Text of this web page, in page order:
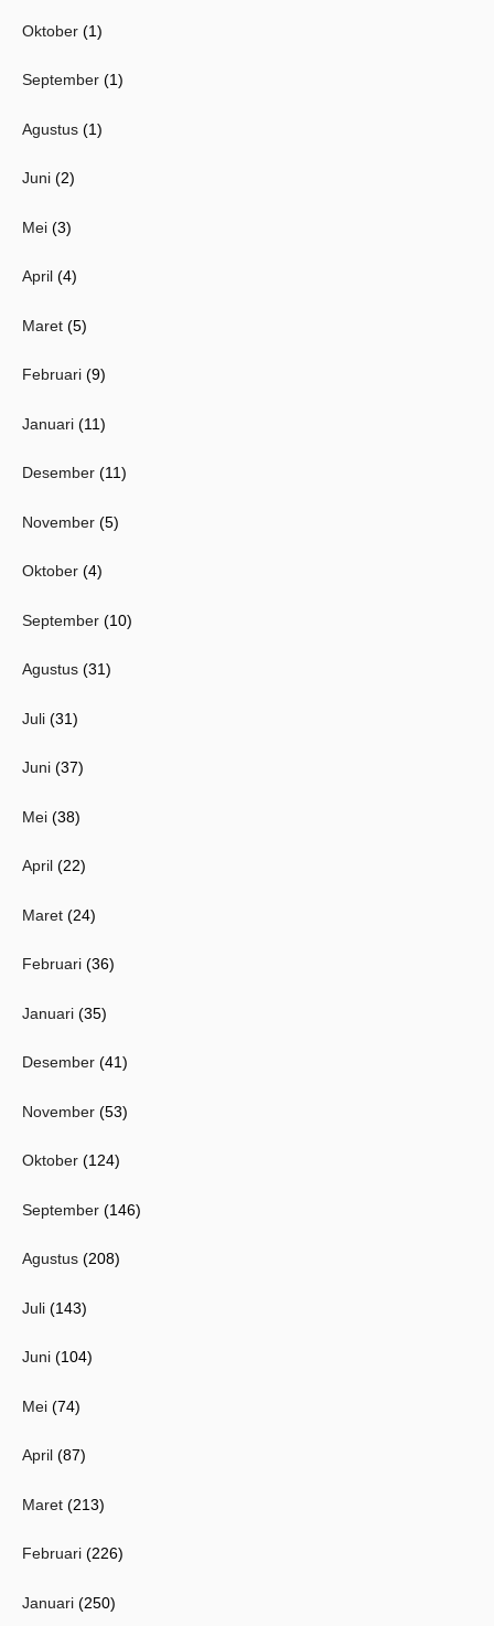
Oktober (1)
September (1)
Agustus (1)
Juni (2)
Mei (3)
April (4)
Maret (5)
Februari (9)
Januari (11)
Desember (11)
November (5)
Oktober (4)
September (10)
Agustus (31)
Juli (31)
Juni (37)
Mei (38)
April (22)
Maret (24)
Februari (36)
Januari (35)
Desember (41)
November (53)
Oktober (124)
September (146)
Agustus (208)
Juli (143)
Juni (104)
Mei (74)
April (87)
Maret (213)
Februari (226)
Januari (250)